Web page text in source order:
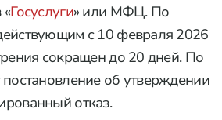
Госуслуги» или МФЦ. По
с 10 февраля 2026
сокращен до 20 дней. По
постановление об утверждении
отказ.